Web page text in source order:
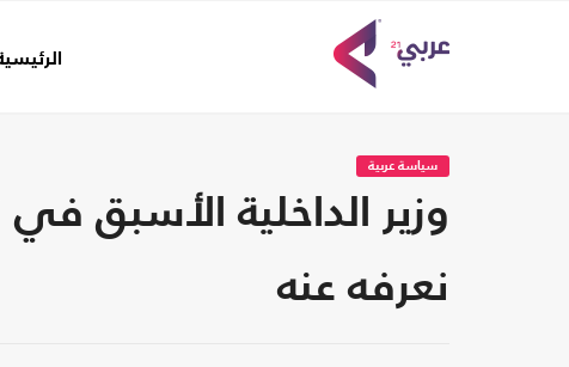
سياسة عربية
وزير الداخلية الأسبق
نعرفه عنه